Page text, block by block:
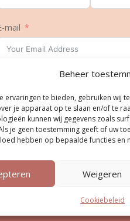
Beheer
ervaringen te bieden, gebruiken wij
je apparaat op te slaan en/of te
kunnen wij gegevens zoals
je geen toestemming geeft of uw
hebben op bepaalde functies en
Weigeren
Cookiebeleid
mail
Inschrijven